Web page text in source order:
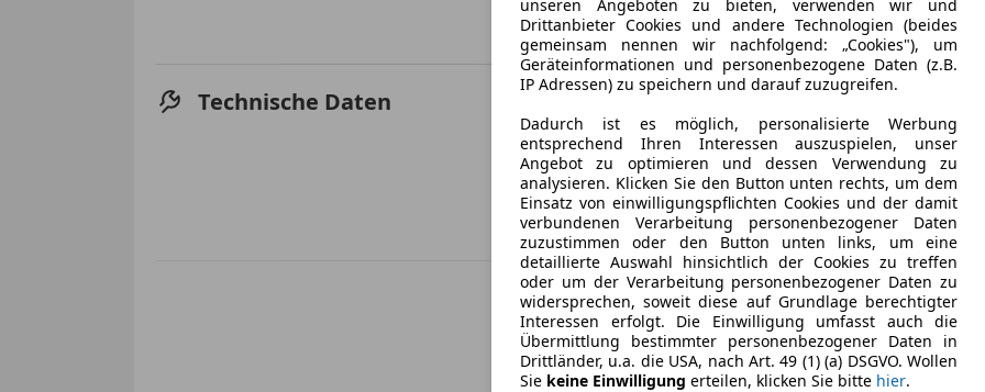
Sollzinssatz ist bonitätsabhängig. Laufzeit mindestens 12,
Neukunden bei Online-Abschluss. Erfüllung banküblicher
Jetzt berechnen
Fahrzeugzustand
Technische Daten Leistung
66 kW (90
Getriebe
Hubraum
999 cm³
Gänge
5
unseren Angeboten zu bieten, verwenden wir und
Drittanbieter Cookies und andere Technologien (beides
gemeinsam nennen wir nachfolgend: „Cookies"), um
Geräteinformationen und personenbezogene Daten (z.B.
IP Adressen) zu speichern und darauf zuzugreifen.
Dadurch ist es möglich, personalisierte Werbung
entsprechend Ihren Interessen auszuspielen, unser
Angebot zu optimieren und dessen Verwendung zu
analysieren. Klicken Sie den Button unten rechts, um dem
Einsatz von einwilligungspflichten Cookies und der damit
verbundenen Verarbeitung personenbezogener Daten
zuzustimmen oder den Button unten links, um eine
detaillierte Auswahl hinsichtlich der Cookies zu treffen
oder um der Verarbeitung personenbezogener Daten zu
widersprechen, soweit diese auf Grundlage berechtigter
Interessen erfolgt. Die Einwilligung umfasst auch die
Übermittlung bestimmter personenbezogener Daten in
Drittländer, u.a. die USA, nach Art. 49 (1) (a) DSGVO. Wollen
Sie keine Einwilligung erteilen, klicken Sie bitte hier.